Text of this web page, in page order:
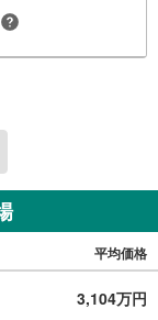
平均価格
3,104万円